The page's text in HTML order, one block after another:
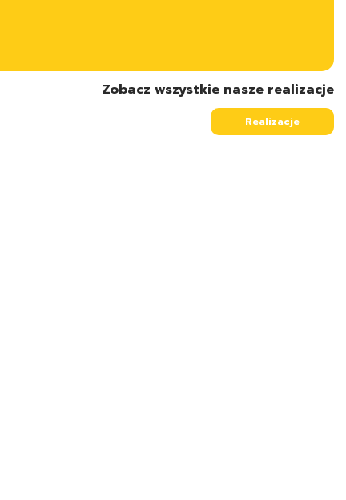
Zobacz wszystkie nasze realizacje
Realizacje